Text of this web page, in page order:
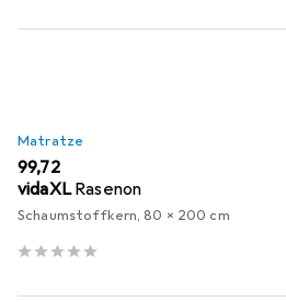
Matratze
EUR
99,72
vidaXL Rasenon
Schaumstoffkern, 80 x 200 cm